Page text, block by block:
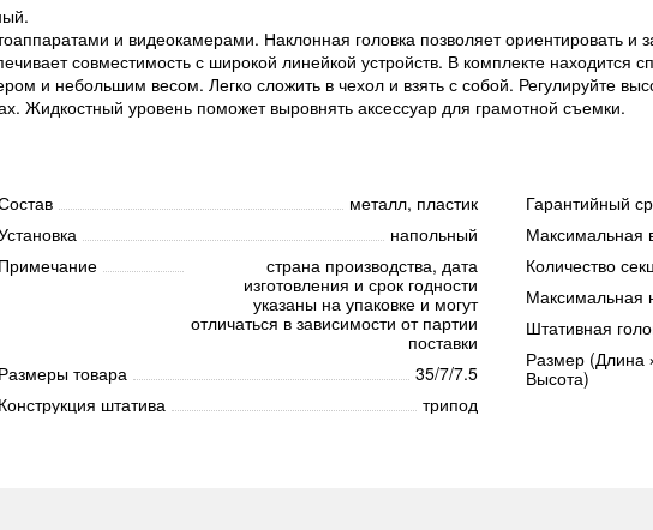
и видеокамерами. Наклонная головка позволяет ориентировать и
совместимость с широкой линейкой устройств. В комплекте находится
и небольшим весом. Легко сложить в чехол и взять с собой. Регулируйте
Жидкостный уровень поможет выровнять аксессуар для грамотной съемки.
металл, пластик
напольный
Примечание
страна производства, дата
изготовления и срок годности
указаны на упаковке и могут
отличаться в зависимости от партии
поставки
Размеры товара
35/7/7.5
Конструкция штатива
трипод
Гарантийный
Максимальная
Количество
Максимальная
Штативная
Размер (Длина
Высота)